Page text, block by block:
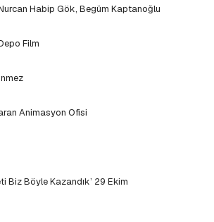
Habip Gök, Begüm Kaptanoğlu
Film
Animasyon Ofisi
Biz Böyle Kazandık’ 29 Ekim